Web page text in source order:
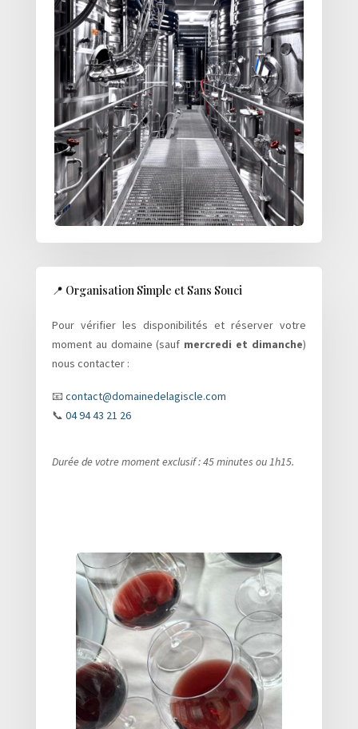
📍 Organisation Simple et Sans Souci
Pour vérifier les disponibilités et réserver votre
moment au domaine (sauf mercredi et dimanche)
nous contacter :
📧 contact@domainedelagiscle.com
📞 04 94 43 21 26
Durée de votre moment exclusif : 45 minutes ou 1h15.